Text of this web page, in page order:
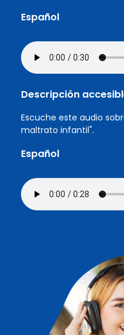
Español
Descripción
Escuche este audio
maltrato infantil".
Español